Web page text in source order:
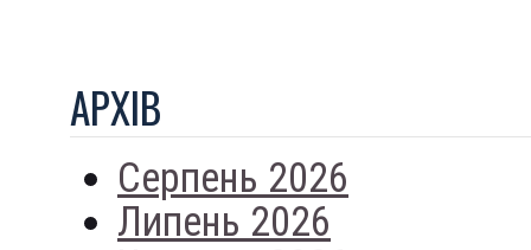
АРХIВ
Серпень 2026
Липень 2026